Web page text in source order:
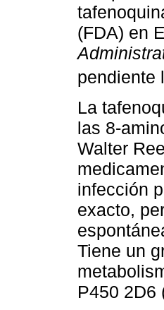
(FDA) en
pendiente
La
las 8-
Walter
infección
exacto,
Tiene un
P450 2D6